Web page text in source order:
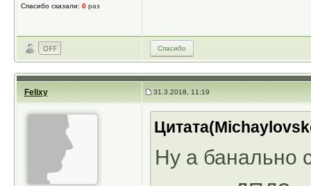
Спасибо сказали: 0раз
Спасибо
Felixy 31.3.2018, 11:19
Ну а банально